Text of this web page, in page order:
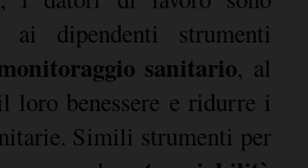
dipendenti strumenti
sanitario, al
benessere e ridurre i
Simili strumenti per